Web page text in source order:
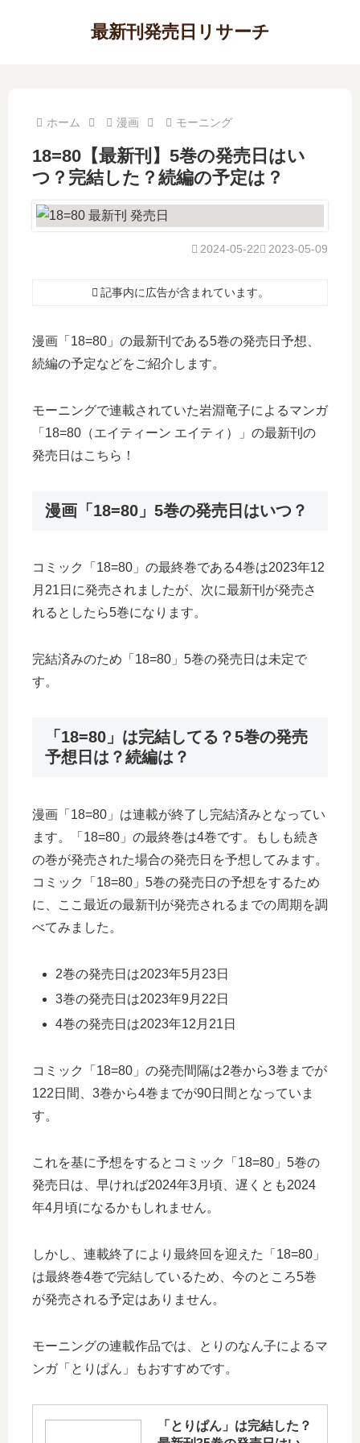
最新刊発売日リサーチ
ホーム 漫画 モーニング
18=80【最新刊】5巻の発売日はい
つ？完結した？続編の予定は？
2023-05-09
2024-05-22
記事内に広告が含まれています。
漫画「18=80」の最新刊である5巻の発売日予想、
続編の予定などをご紹介します。
モーニングで連載されていた岩淵竜子によるマンガ
「18=80（エイティーン エイティ）」の最新刊の
発売日はこちら！
漫画「18=80」5巻の発売日はいつ？
コミック「18=80」の最終巻である4巻は2023年12
月21日に発売されましたが、次に最新刊が発売さ
れるとしたら5巻になります。
完結済みのため「18=80」5巻の発売日は未定で
す。
「18=80」は完結してる？5巻の発売
予想日は？続編は？
漫画「18=80」は連載が終了し完結済みとなってい
ます。「18=80」の最終巻は4巻です。もしも続き
の巻が発売された場合の発売日を予想してみます。
コミック「18=80」5巻の発売日の予想をするため
に、ここ最近の最新刊が発売されるまでの周期を調
べてみました。
2巻の発売日は2023年5月23日
3巻の発売日は2023年9月22日
4巻の発売日は2023年12月21日
コミック「18=80」の発売間隔は2巻から3巻までが
122日間、3巻から4巻までが90日間となっていま
す。
これを基に予想をするとコミック「18=80」5巻の
発売日は、早ければ2024年3月頃、遅くとも2024
年4月頃になるかもしれません。
しかし、連載終了により最終回を迎えた「18=80」
は最終巻4巻で完結しているため、今のところ5巻
が発売される予定はありません。
モーニングの連載作品では、とりのなん子によるマ
ンガ「とりぱん」もおすすめです。
「とりぱん」は完結した？